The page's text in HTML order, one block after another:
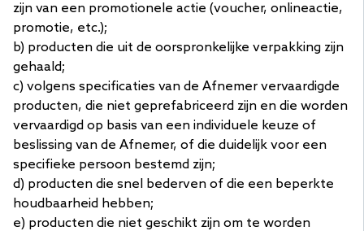
zijn van een promotionele actie (voucher, onlineactie,
promotie, etc.);
b) producten die uit de oorspronkelijke verpakking zijn
gehaald;
c) volgens specificaties van de Afnemer vervaardigde
producten, die niet geprefabriceerd zijn en die worden
vervaardigd op basis van een individuele keuze of
beslissing van de Afnemer, of die duidelijk voor een
specifieke persoon bestemd zijn;
d) producten die snel bederven of die een beperkte
houdbaarheid hebben;
e) producten die niet geschikt zijn om te worden